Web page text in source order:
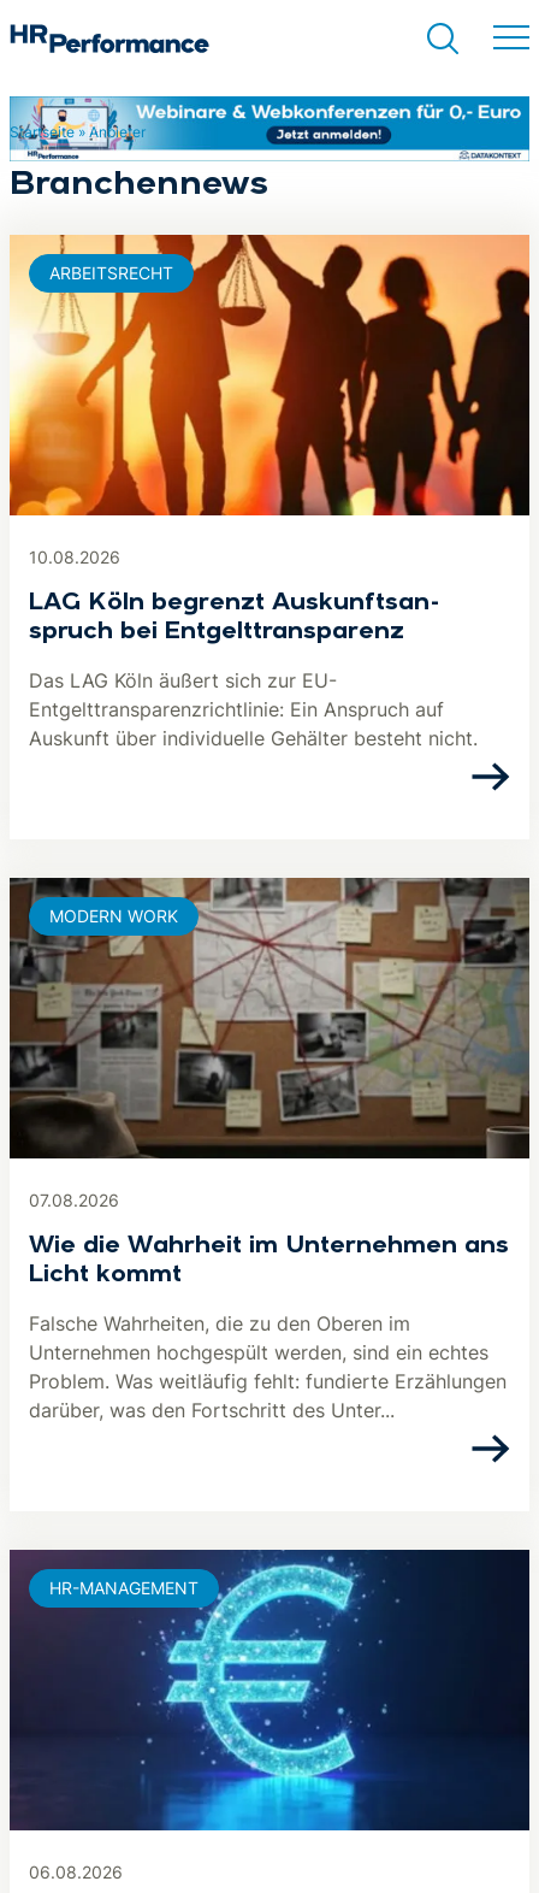
Suchen
Startseite» Anbieter
Branchennews
10.08.2026
LAG Köln begrenzt Aus­kunfts­an­
spruch bei Ent­gelt­trans­pa­renz
Das LAG Köln äußert sich zur EU-
Entgelttransparenzrichtlinie: Ein Anspruch auf
Auskunft über individuelle Gehälter besteht nicht.
ARBEITSRECHT
07.08.2026
Wie die Wahrheit im Unternehmen ans
Licht kommt
Falsche Wahrheiten, die zu den Oberen im
Unternehmen hochgespült werden, sind ein echtes
Problem. Was weitläufig fehlt: fundierte Erzählungen
darüber, was den Fortschritt des Unter...
MODERN WORK
06.08.2026
HR-MANAGEMENT